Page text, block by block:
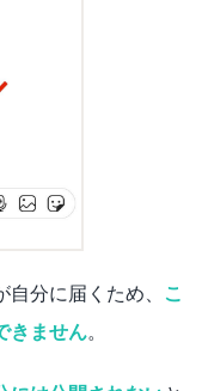
分に届くため、
こ
きません。